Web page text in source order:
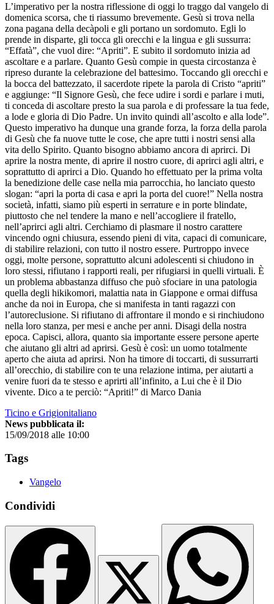
L’imperativo per la nostra riflessione di oggi lo traggo dal vangelo di
domenica scorsa, che ti riassumo brevemente. Gesù si trova nella
zona pagana della decàpoli e gli portano un sordomuto. Egli lo
prende in disparte, gli tocca gli orecchi e la lingua e gli sussurra:
“Effatà”, che vuol dire: “Apriti”. E subito il sordomuto inizia ad
ascoltare e a parlare. Quanto Gesù compie in questa circostanza è
ripreso durante la celebrazione del battesimo. Toccando gli orecchi e
la bocca del battezzato, il sacerdote ripete la parola di Cristo “apriti”
e aggiunge: “Il Signore Gesù, che fece udire i sordi e parlare i muti,
ti conceda di ascoltare presto la sua parola e di professare la tua fede,
a lode e gloria di Dio Padre. Un invito quindi all’ascolto e alla lode”.
Questo imperativo ha dunque una grande forza, la forza della parola
di Gesù che fa nuove tutte le cose, che apre tutti i nostri sensi alla
vita dello Spirito. Quanto bisogno abbiamo ancora di aprirci. Di
aprire la nostra mente, di aprire il nostro cuore, di aprirci agli altri, e
soprattutto di aprirci a Dio. Quando ho effettuato per la prima volta
la benedizione delle case nella mia parrocchia, ho lanciato questo
slogan: “apri la porta di casa e apri la porta del cuore!” Nella nostra
società, infatti, siamo più esperti in serrature e in porte blindate,
piuttosto che nel tendere la mano e nell’accogliere il fratello,
nell’aprirci agli altri. Cerchiamo di plasmare il nostro carattere
vincendo ogni chiusura, essendo pieni di vita, capaci di comunicare,
di stabilire relazioni, con tutto il nostro essere. Purtroppo invece
oggi, molte persone, soprattutto alcuni adolescenti si chiudono in
loro stessi, rifiutano i rapporti reali, per rifugiarsi in quelli virtuali. È
un problema abbastanza diffuso che può sfociare in una patologia
quella degli hikikomori, malattia nata in Giappone e ormai diffusa
anche da noi in Europa, che si manifesta in tanti ragazzi con
l’autoreclusione. Si rifiutano di affrontare il mondo e si rinchiudono
nella loro stanza, per mesi e anche per anni. Disagi della nostra
epoca. Capisci, allora, quanto sia importante essere persone aperte
che aiutano gli altri ad aprirsi. Gesù è così: un uomo totalmente
aperto che aiuta ad aprirsi. Non ha timore di toccarti, di sussurrarti
all’orecchio, di stabilire con te una relazione intima, per aiutarti a
venire fuori da te stesso e aprirti all’infinito, a Lui che è il Dio
vivente. Dico a te perciò: “Apriti!” di Marco Dania
Ticino e Grigionitaliano
News pubblicata il:
15/09/2018 alle 10:00
Tags
Vangelo
Condividi